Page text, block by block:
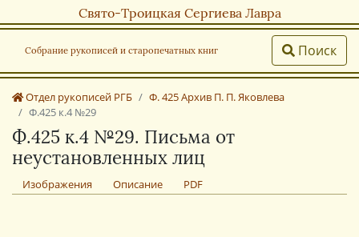
Свято-Троицкая Сергиева Лавра
Собрание рукописей и старопечатных книг Поиск
Отдел рукописей РГБ
Ф. 425 Архив П. П. Яковлева
Ф.425 к.4 №29
Ф.425 к.4 №29. Письма от
неустановленных лиц
Изображения Описание PDF